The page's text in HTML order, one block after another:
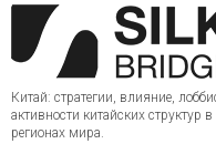
Китай: стратегии, влияние,
активности китайских структур
регионах мира.